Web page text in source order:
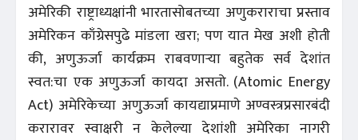
अमेरिकी राष्ट्राध्यक्षांनी भारतासोबतच्या अणुकराराचा प्रस्ताव
अमेरिकन काँग्रेसपुढे मांडला खरा; पण यात मेख अशी होती
की, अणुऊर्जा कार्यक्रम राबवणाऱ्या बहुतेक सर्व देशांत
स्वत:चा एक अणुऊर्जा कायदा असतो. (Atomic Energy
Act) अमेरिकेच्या अणुऊर्जा कायद्याप्रमाणे अण्वस्त्रप्रसारबंदी
करारावर स्वाक्षरी न केलेल्या देशांशी अमेरिका नागरी